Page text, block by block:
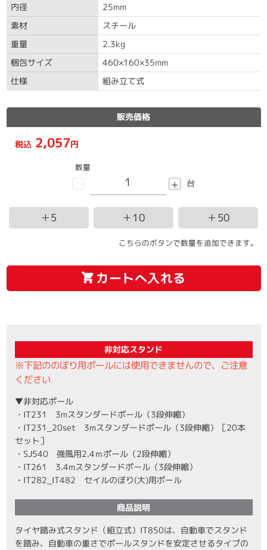
内径
25mm
素材
スチール
重量
2.3kg
梱包サイズ
460×160×35mm
仕様
組み立て式
販売価格
税込2,057円
-
数量
+ 台
＋5 ＋10 ＋50
こちらのボタンで数量を追加できます。
カートへ入れる
非対応スタンド
※下記ののぼり用ポールには使用できませんので、ご注意
ください
▼非対応ポール
・IT231 3mスタンダードポール（3段伸縮）
・IT231_20set 3mスタンダードポール（3段伸縮）［20本
セット］
・SJ540 強風用2.4ｍポール（2段伸縮）
・IT261 3.4mスタンダードポール（3段伸縮）
・IT282_IT482 セイルのぼり(大)用ポール
商品説明
タイヤ踏み式スタンド（組立式）IT850は、自動車でスタンド
を踏み、自動車の重さでポールスタンドを安定させるタイプの